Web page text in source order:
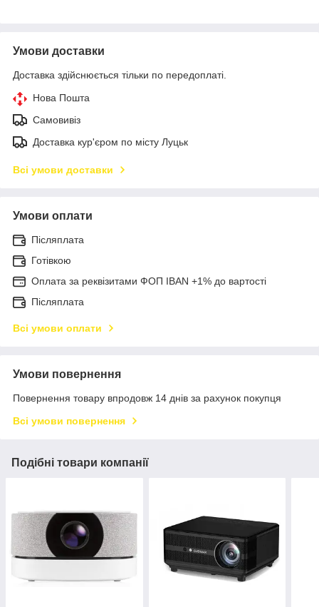
Умови доставки
Доставка здійснюється тільки по передоплаті.
Нова Пошта
Самовивіз
Доставка кур'єром по місту Луцьк
Всі умови доставки
Умови оплати
Післяплата
Готівкою
Оплата за реквізитами ФОП IBAN +1% до вартості
Післяплата
Всі умови оплати
Умови повернення
Повернення товару впродовж 14 днів за рахунок покупця
Всі умови повернення
Подібні товари компанії